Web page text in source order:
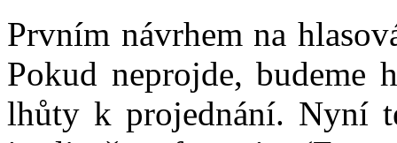
Prvním návrhem na
Pokud neprojde, budeme
lhůty k projednání. Nyní